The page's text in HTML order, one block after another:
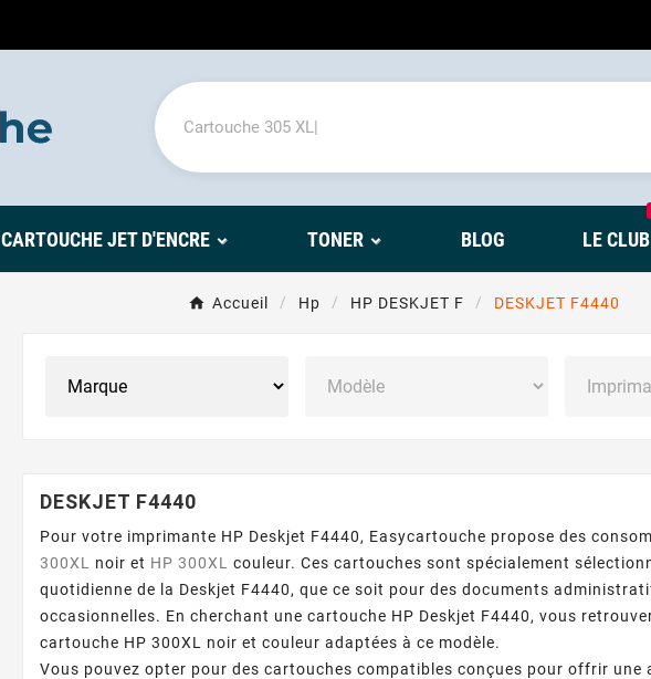
CARTOUCHE JET D'ENCRE TONER BLOG LE CLUB
Accueil Hp HP DESKJET F DESKJET F4440
DESKJET F4440
Pour votre imprimante HP Deskjet F4440, Easycartouche propose des
300XL
noir et HP 300XL
couleur. Ces cartouches sont spécialement
quotidienne de la Deskjet F4440, que ce soit pour des documents
occasionnelles. En cherchant une cartouche HP Deskjet F4440, vous
cartouche HP 300XL noir et couleur adaptées à ce modèle.
Vous pouvez opter pour des cartouches compatibles conçues pour offrir une